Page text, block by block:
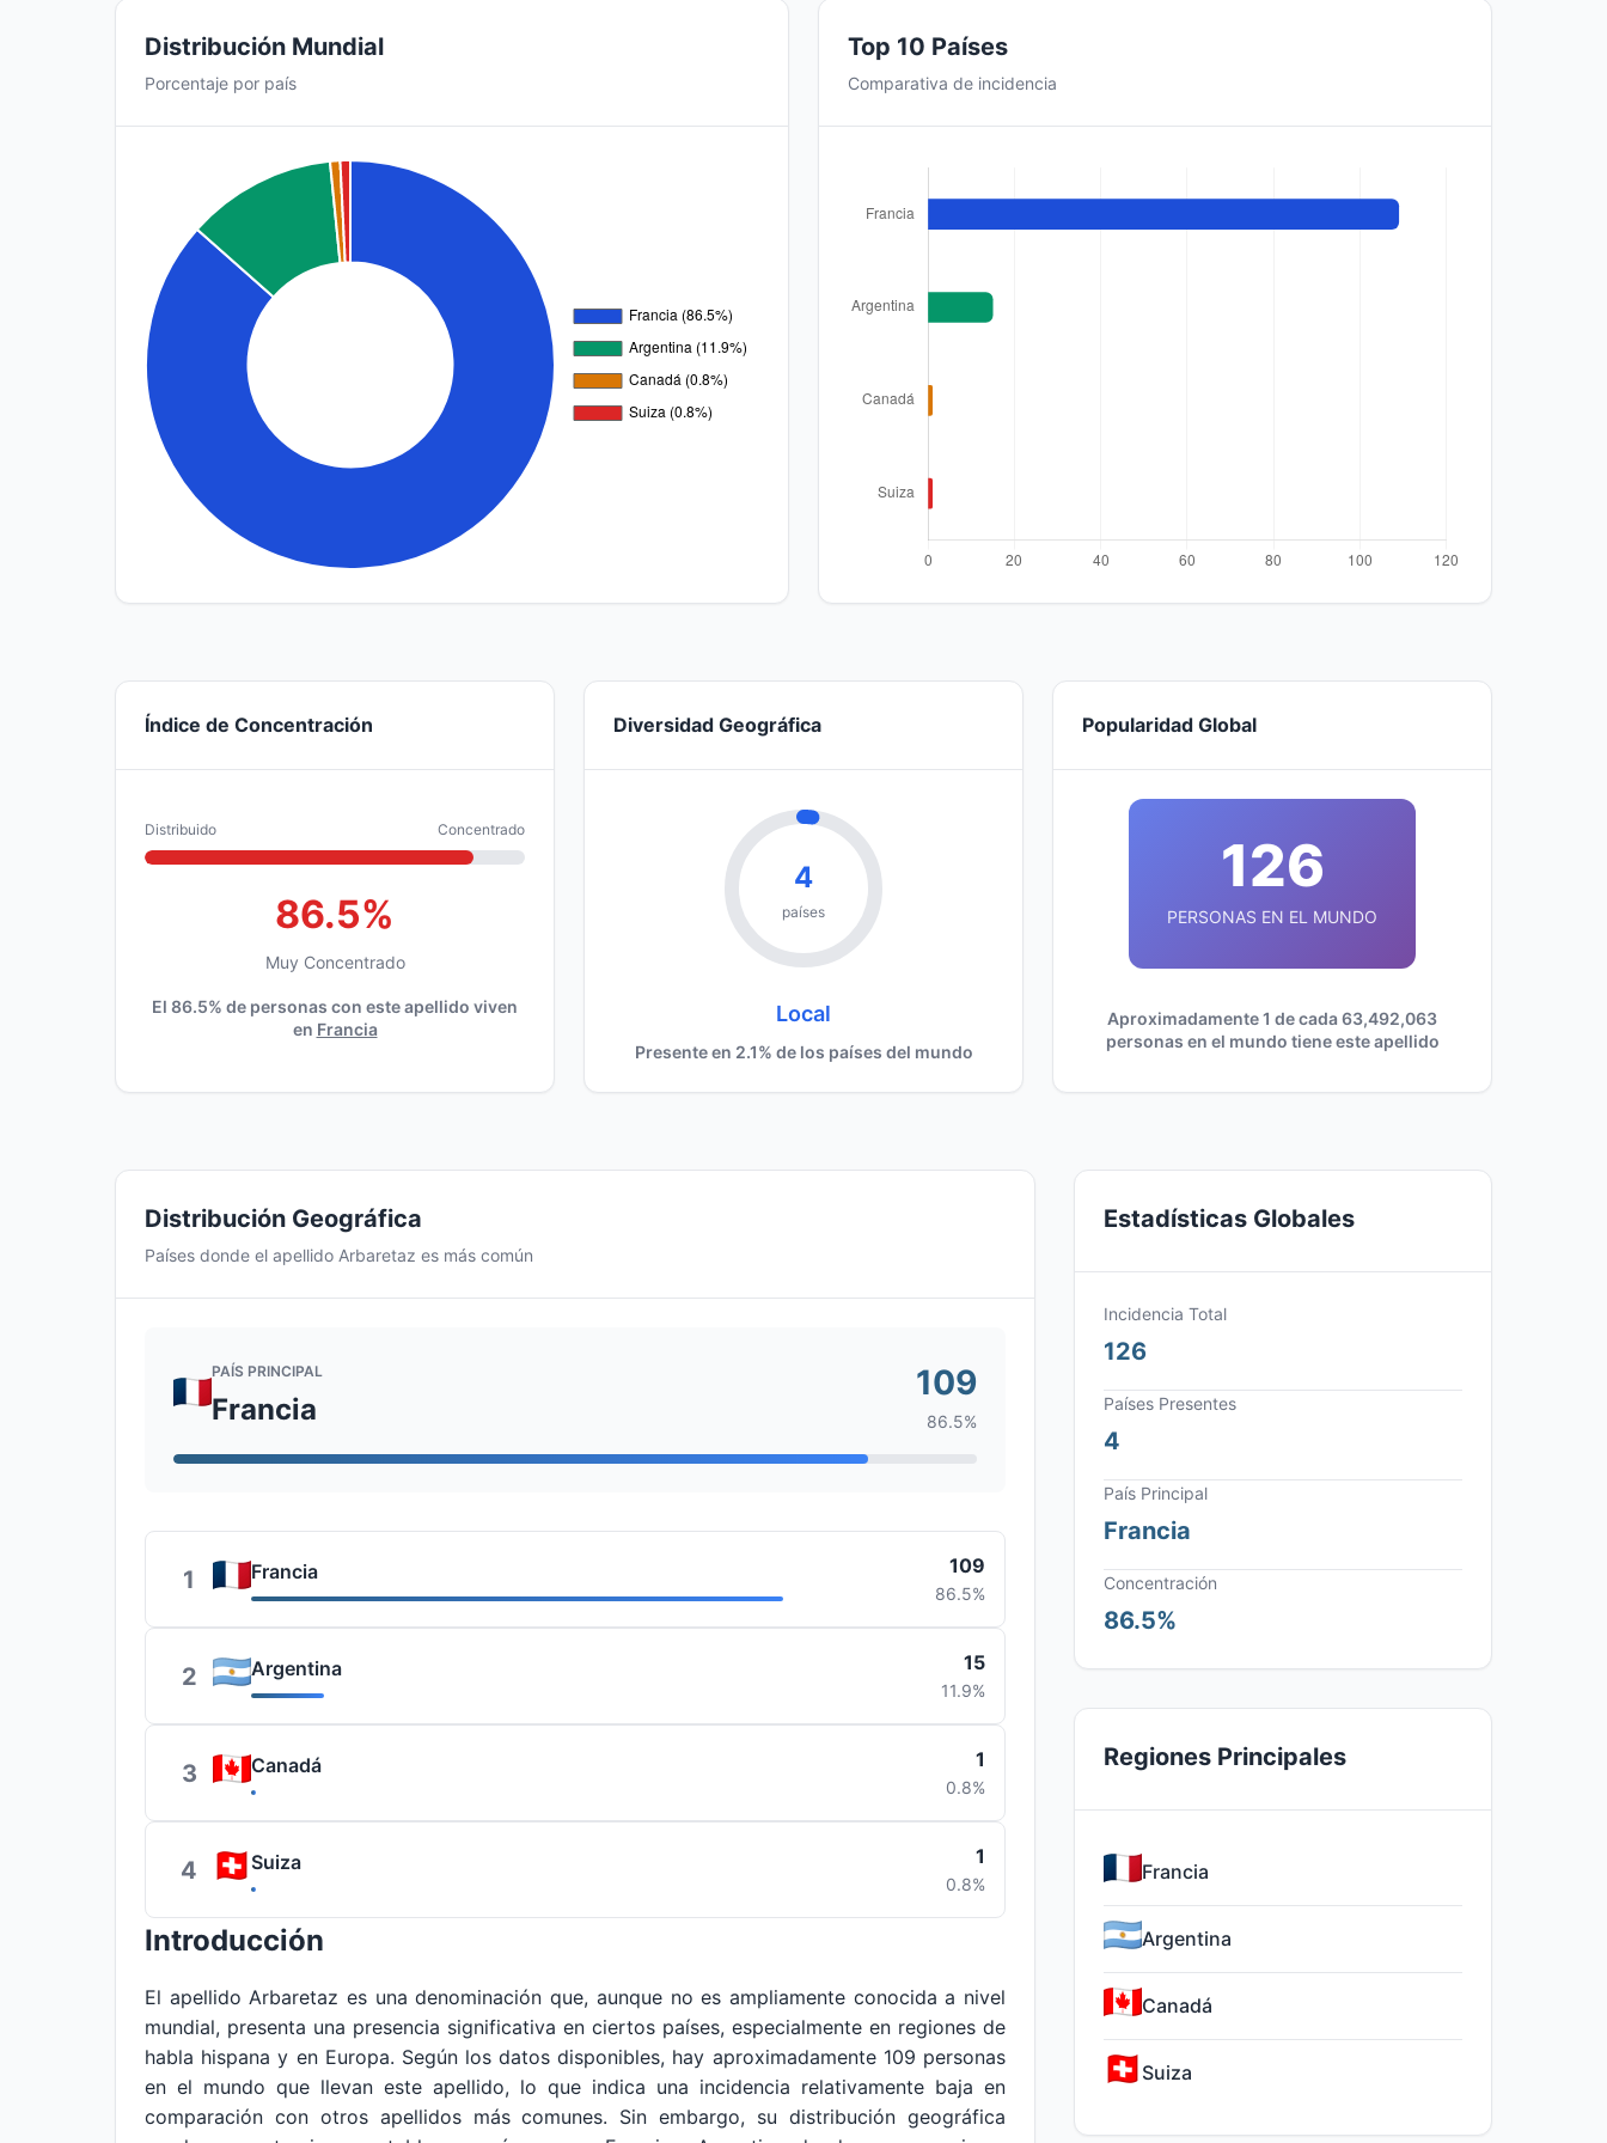
Distribución Mundial
Porcentaje por país
Top 10 Países
Comparativa de incidencia
Índice de Concentración
Distribuido Concentrado
86.5%
Muy Concentrado
El 86.5% de personas con este apellido viven
en Francia
Diversidad Geográfica
4
países
Local
Presente en 2.1% de los países del mundo
Popularidad Global
126
PERSONAS EN EL MUNDO
Aproximadamente 1 de cada 63,492,063
personas en el mundo tiene este apellido
Distribución Geográfica
Países donde el apellido Arbaretaz es más común
PAÍS PRINCIPAL
Francia
109
86.5%
1 Francia 109
86.5%
2 Argentina 15
11.9%
3 Canadá 1
0.8%
4 Suiza 1
0.8%
Introducción
El apellido Arbaretaz es una denominación que, aunque no es ampliamente conocida a nivel
mundial, presenta una presencia significativa en ciertos países, especialmente en regiones de
habla hispana y en Europa. Según los datos disponibles, hay aproximadamente 109 personas
en el mundo que llevan este apellido, lo que indica una incidencia relativamente baja en
comparación con otros apellidos más comunes. Sin embargo, su distribución geográfica
Estadísticas Globales
Incidencia Total
126
Países Presentes
4
País Principal
Francia
Concentración
86.5%
Regiones Principales
Francia
Argentina
Canadá
Suiza